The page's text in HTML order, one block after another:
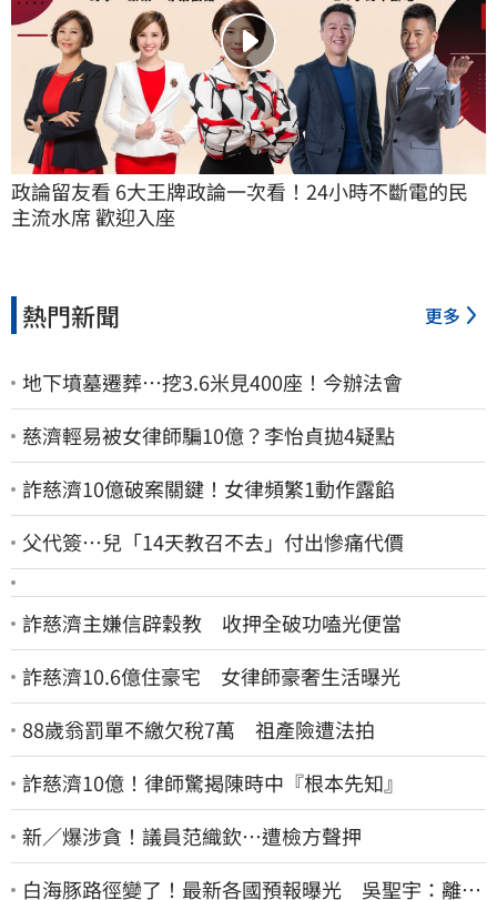
政論留友看 6大王牌政論一次看！24小時不斷電的民
主流水席 歡迎入座
熱門新聞 更多
地下墳墓遷葬…挖3.6米見400座！今辦法會
慈濟輕易被女律師騙10億？李怡貞拋4疑點
詐慈濟10億破案關鍵！女律頻繁1動作露餡
父代簽…兒「14天教召不去」付出慘痛代價
詐慈濟主嫌信辟穀教 收押全破功嗑光便當
詐慈濟10.6億住豪宅 女律師豪奢生活曝光
88歲翁罰單不繳欠稅7萬 祖產險遭法拍
詐慈濟10億！律師驚揭陳時中『根本先知』
新／爆涉貪！議員范織欽…遭檢方聲押
白海豚路徑變了！最新各國預報曝光 吳聖宇：離台